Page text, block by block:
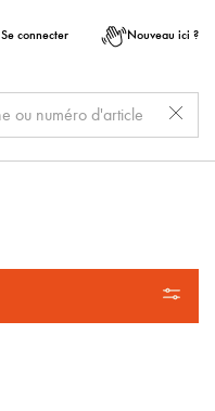
Se connecter Nouveau ici ?